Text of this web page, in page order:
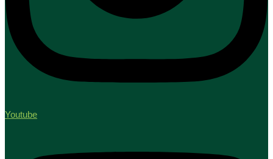
Youtube